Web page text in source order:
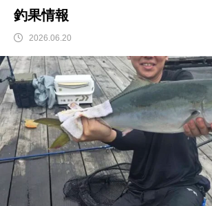
釣果情報
2026.06.20